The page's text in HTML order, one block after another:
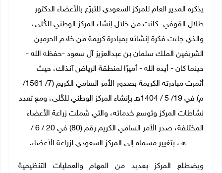
يذكره المدير العام للمركز السعودي للتبرّع بالأعضاء الدكتور
طلال القوفي- كانت من خلال إنشاء المركز الوطني للكُلى،
والذي جاءت فكرة إنشائه بمبادرة كريمة من خادم الحرمين
الشريفين الملك سلمان بن عبدالعزيز آل سعود -حفظه الله -
حينما كان - أيده الله - أميرًا لمنطقة الرياض آنذاك، حيث
أثمرت مبادرته الكريمة بصدور الأمر السامي الكريم (7/ 1561/
م) في 19/ 5 / 1404هـ بإنشاء المركز الوطني للكُلى، ومع تعدد
نشاطات المركز وتوسع خدماته، والتي شملت زراعة الأعضاء
المختلفة، صدر الأمر السامي الكريم رقم (80) في 20 / 6 /
ويضطلع المركز بعديد من المهام والعمليات التنظيمية